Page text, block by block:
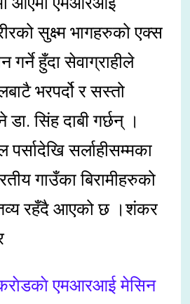
सुक्ष्म भागहरुको एक्स
गर्ने हुँदा सेवाग्राहीले
भरपर्दो र सस्तो
सिंह दाबी गर्छन् ।
पर्सादेखि सर्लाहीसम्मका
गाउँका बिरामीहरुको
रहँदै आएको छ ।शंकर
एमआरआई मेसिन